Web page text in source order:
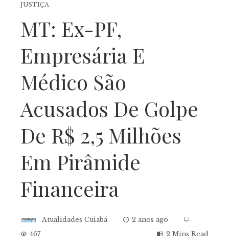
JUSTIÇA
MT: Ex-PF,
Empresária E
Médico São
Acusados De Golpe
De R$ 2,5 Milhões
Em Pirâmide
Financeira
Atualidades Cuiabá
2 anos ago
467
2 Mins Read